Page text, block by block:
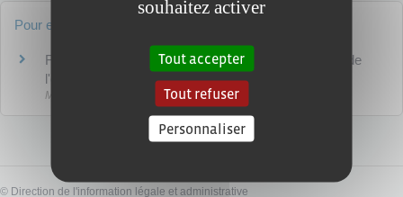
Pour en savoir plus
Faire appel au médiateur de l'éducation nationale et de
l'enseignement supérieur
Ministère chargé de l'éducation
© Direction de l'information légale et administrative
souhaitez activer
Tout accepter
Tout refuser
Personnaliser